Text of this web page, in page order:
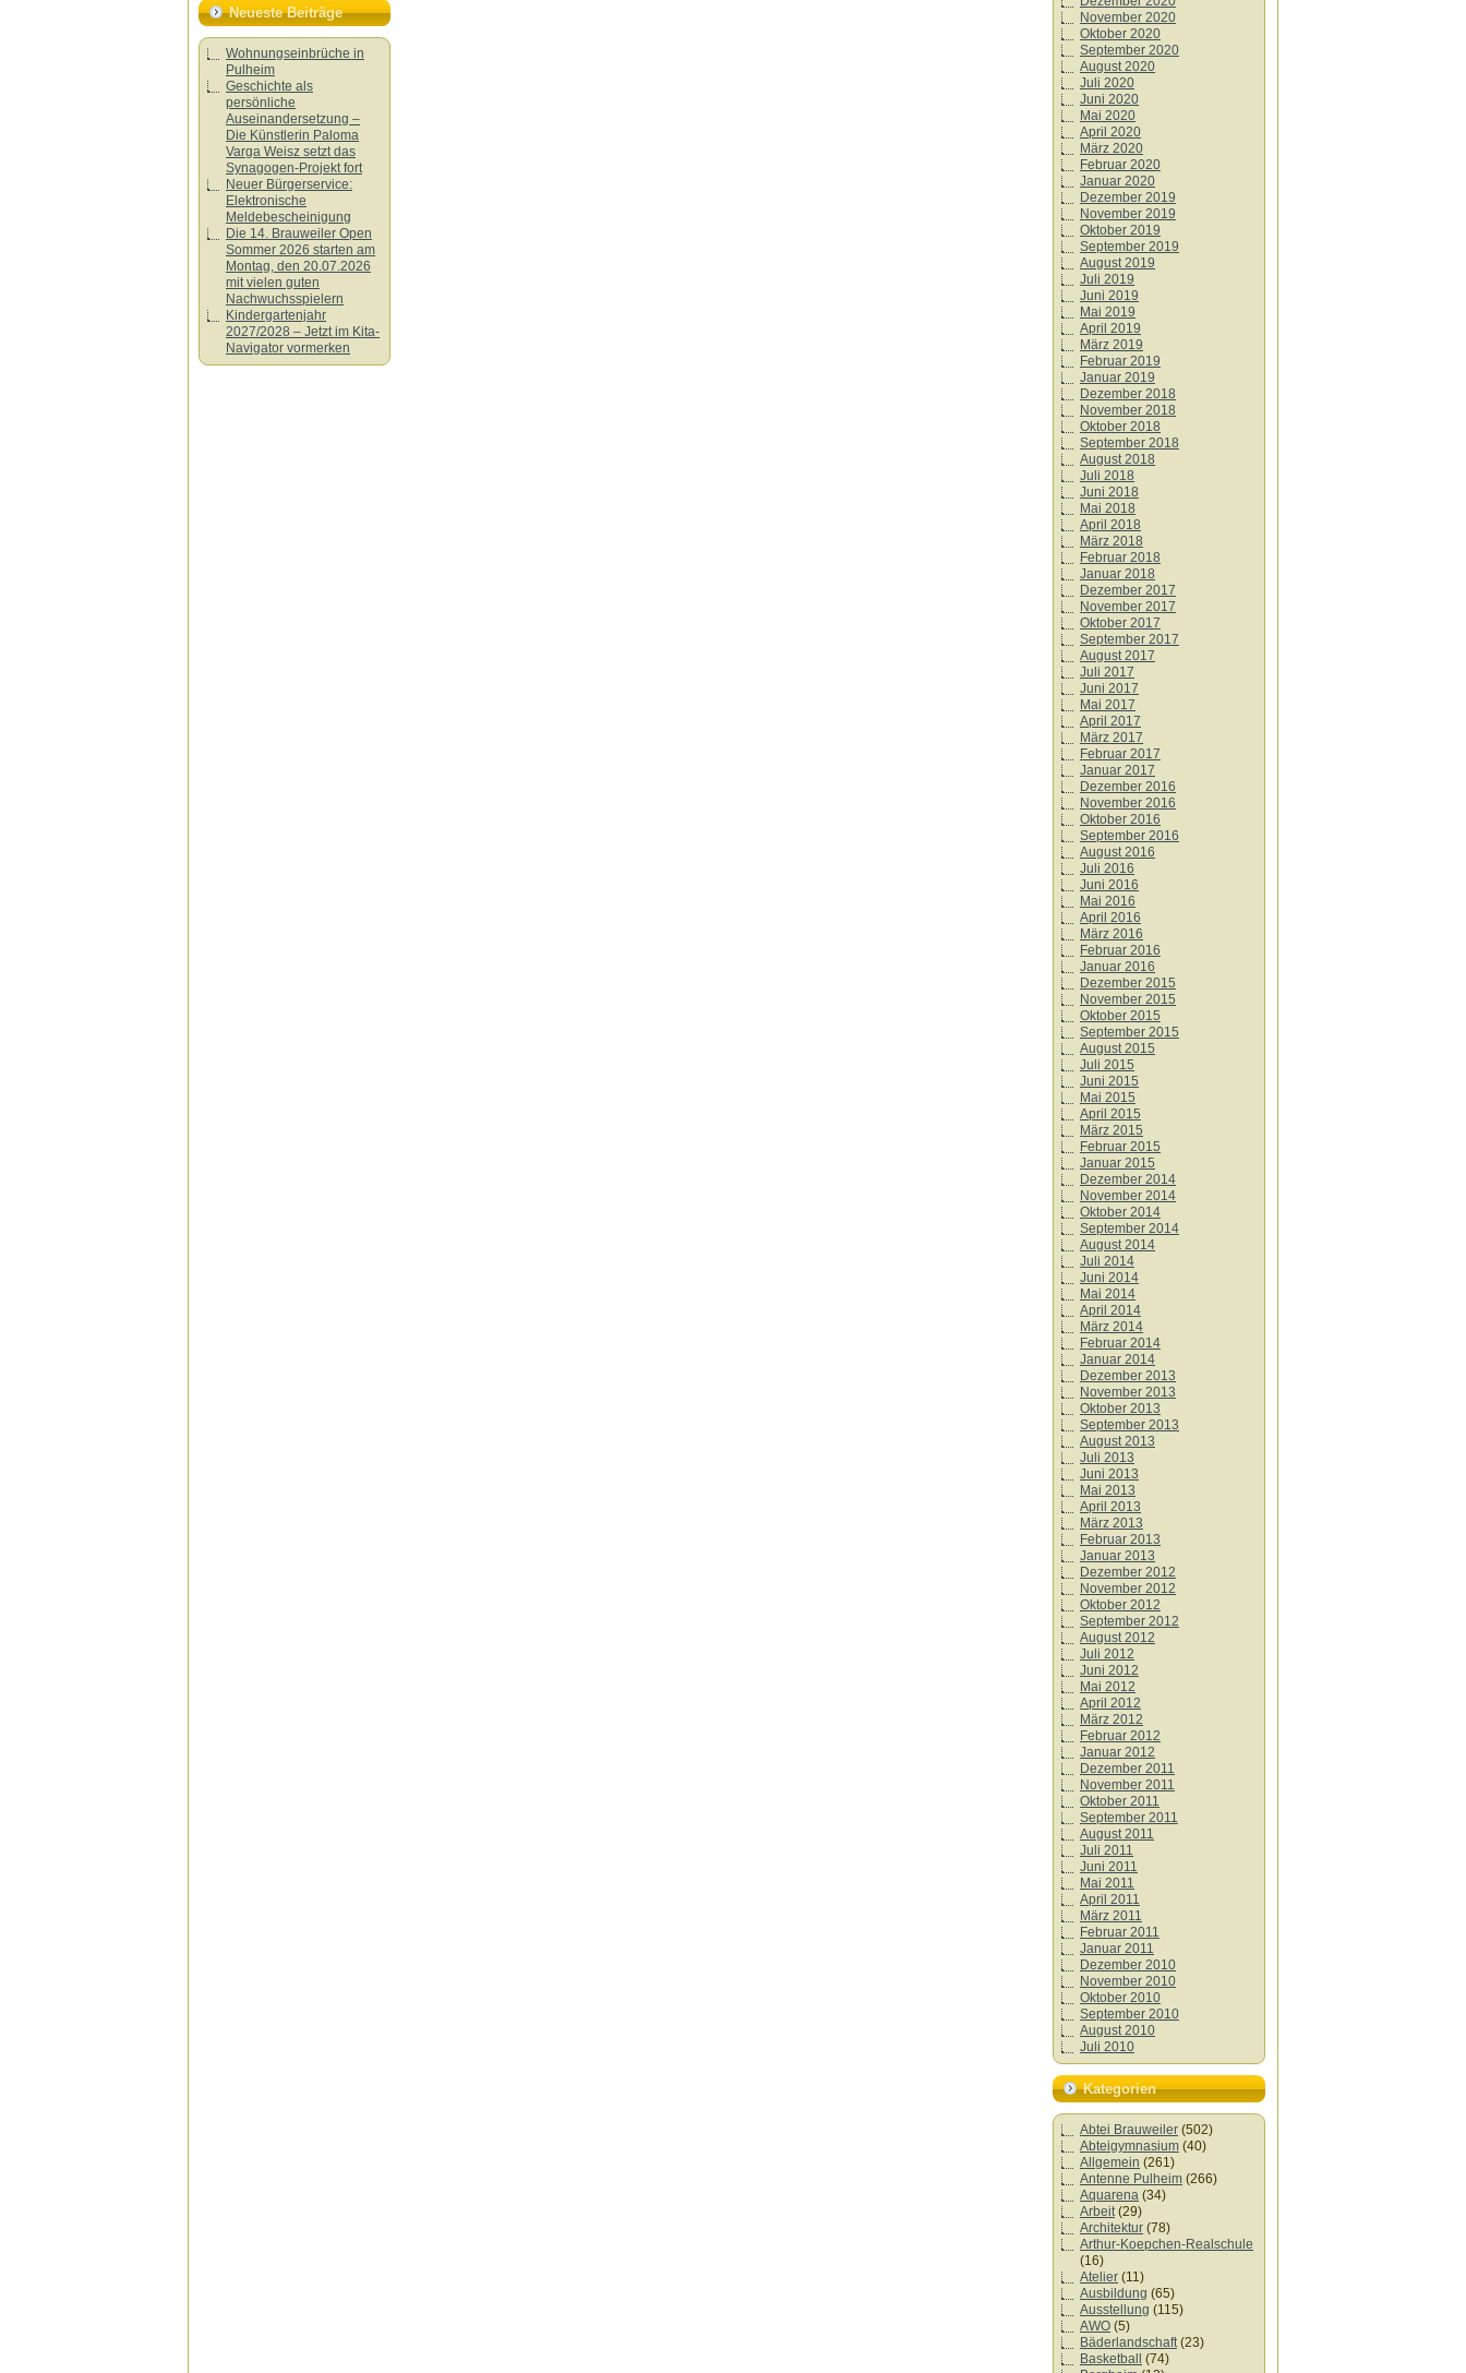
Neueste Beiträge
Wohnungseinbrüche in
Pulheim
Geschichte als
persönliche
Auseinandersetzung –
Die Künstlerin Paloma
Varga Weisz setzt das
Synagogen-Projekt fort
Neuer Bürgerservice:
Elektronische
Meldebescheinigung
Die 14. Brauweiler Open
Sommer 2026 starten am
Montag, den 20.07.2026
mit vielen guten
Nachwuchsspielern
Kindergartenjahr
2027/2028 – Jetzt im Kita-
Navigator vormerken
November 2020
Oktober 2020
September 2020
August 2020
Juli 2020
Juni 2020
Mai 2020
April 2020
März 2020
Februar 2020
Januar 2020
Dezember 2019
November 2019
Oktober 2019
September 2019
August 2019
Juli 2019
Juni 2019
Mai 2019
April 2019
März 2019
Februar 2019
Januar 2019
Dezember 2018
November 2018
Oktober 2018
September 2018
August 2018
Juli 2018
Juni 2018
Mai 2018
April 2018
März 2018
Februar 2018
Januar 2018
Dezember 2017
November 2017
Oktober 2017
September 2017
August 2017
Juli 2017
Juni 2017
Mai 2017
April 2017
März 2017
Februar 2017
Januar 2017
Dezember 2016
November 2016
Oktober 2016
September 2016
August 2016
Juli 2016
Juni 2016
Mai 2016
April 2016
März 2016
Februar 2016
Januar 2016
Dezember 2015
November 2015
Oktober 2015
September 2015
August 2015
Juli 2015
Juni 2015
Mai 2015
April 2015
März 2015
Februar 2015
Januar 2015
Dezember 2014
November 2014
Oktober 2014
September 2014
August 2014
Juli 2014
Juni 2014
Mai 2014
April 2014
März 2014
Februar 2014
Januar 2014
Dezember 2013
November 2013
Oktober 2013
September 2013
August 2013
Juli 2013
Juni 2013
Mai 2013
April 2013
März 2013
Februar 2013
Januar 2013
Dezember 2012
November 2012
Oktober 2012
September 2012
August 2012
Juli 2012
Juni 2012
Mai 2012
April 2012
März 2012
Februar 2012
Januar 2012
Dezember 2011
November 2011
Oktober 2011
September 2011
August 2011
Juli 2011
Juni 2011
Mai 2011
April 2011
März 2011
Februar 2011
Januar 2011
Dezember 2010
November 2010
Oktober 2010
September 2010
August 2010
Juli 2010
Kategorien
Abtei Brauweiler (502)
Abteigymnasium (40)
Allgemein (261)
Antenne Pulheim (266)
Aquarena (34)
Arbeit(29)
Architektur (78)
Arthur-Koepchen-Realschule
(16)
Atelier (11)
Ausbildung (65)
Ausstellung (115)
AWO (5)
Bäderlandschaft(23)
Basketball
(74)